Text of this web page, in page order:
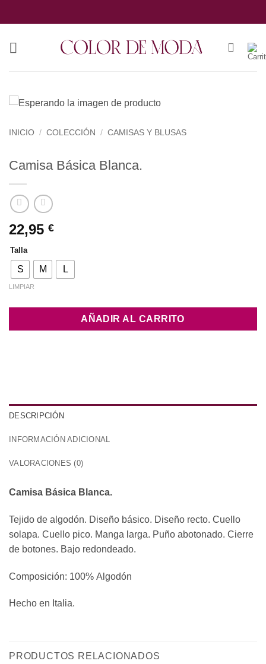
al
INICIO / COLECCIÓN / CAMISAS Y BLUSAS
Camisa Básica Blanca.
22,95 €
Talla
S M L
LIMPIAR
AÑADIR AL CARRITO
DESCRIPCIÓN
INFORMACIÓN ADICIONAL
VALORACIONES (0)
Camisa Básica Blanca.
Tejido de algodón. Diseño básico. Diseño recto. Cuello
solapa. Cuello pico. Manga larga. Puño abotonado. Cierre
de botones. Bajo redondeado.
Composición: 100% Algodón
Hecho en Italia.
PRODUCTOS RELACIONADOS